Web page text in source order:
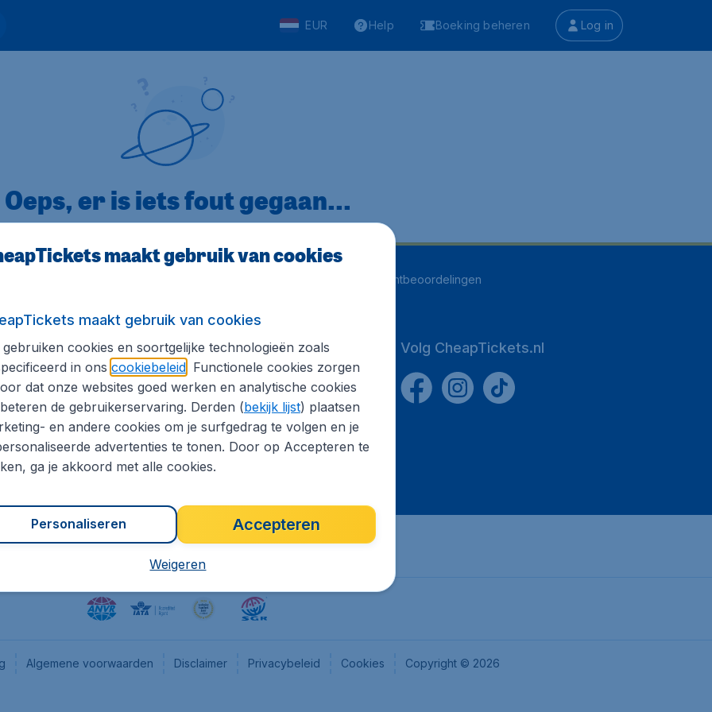
EUR Help Boeking beheren Log in
Oeps, er is iets fout gegaan...
klantbeoordelingen
informatie
pers
Internationale sites
CheapTickets.be
Flugladen.de
CheapTickets.ch
CheapTickets.sg
Volg CheapTickets.nl
Algemene voorwaarden Disclaimer Privacybeleid Cookies Copyright © 2026
maakt gebruik van cookies
maakt gebruik van cookies
gebruiken cookies en soortgelijke technologieën zoals
in ons cookiebeleid. Functionele cookies zorgen
dat onze websites goed werken en analytische cookies
de gebruikerservaring. Derden (bekijk lijst) plaatsen
en andere cookies om je surfgedrag te volgen en je
advertenties te tonen. Door op Accepteren te
ga je akkoord met alle cookies.
Accepteren
Personaliseren
Weigeren